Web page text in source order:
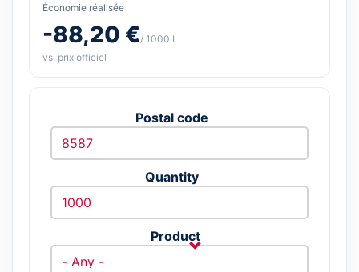
Économie réalisée
-88,20 €/ 1000 L
vs. prix officiel
Postal code
Quantity
Product